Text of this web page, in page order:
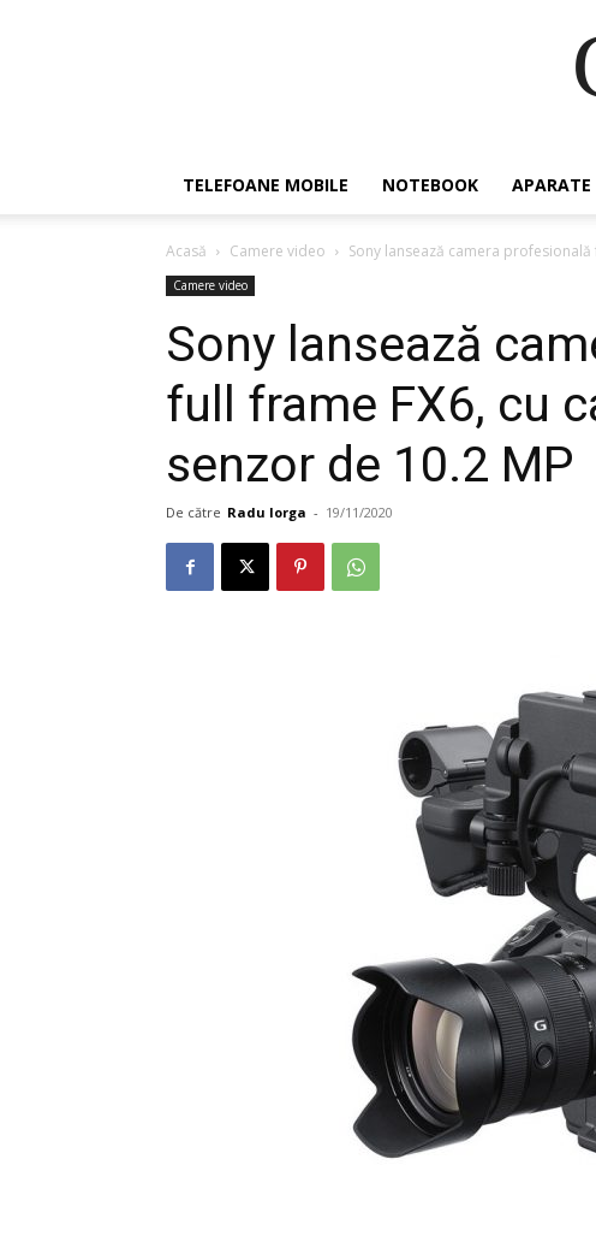
TELEFOANE MOBILE NOTEBOOK APARATE
Acasă Camere video Sony lansează camera
Camere video
Sony lansează
full frame FX6, cu
senzor de 10.2 MP
De către Radu Iorga - 19/11/2020